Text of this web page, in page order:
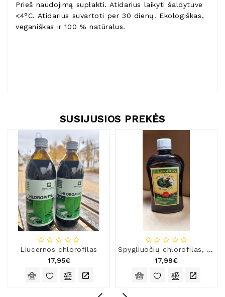
Prieš naudojimą suplakti. Atidarius laikyti šaldytuve
<4°C. Atidarius suvartoti per 30 dienų. Ekologiškas,
veganiškas ir 100 % natūralus.
SUSIJUSIOS PREKĖS
Liucernos chlorofilas
17,95€
Spygliuočių chlorofilas, 500 ml
17,99€